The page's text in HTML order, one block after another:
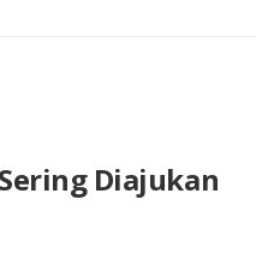
Diajukan